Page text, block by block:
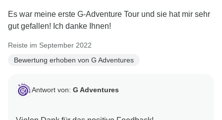
Es war meine erste G-Adventure Tour und sie hat mir sehr
gut gefallen! Ich danke Ihnen!
Reiste im September 2022
Bewertung erhoben von G Adventures
Antwort von: G Adventures